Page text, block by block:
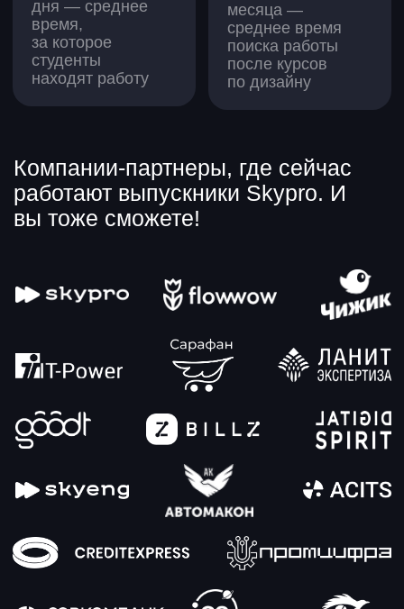
Сразу после оплаты вы получаете
доступ к нашей платформе —
и тут же можете начать осваивать
материал. Занятия и домашки
открываются два раза в неделю,
а еще регулярно проходят прямые
новую сферу и нашли надежную
работу.
Графический дизайнер, иллюстратор
с опытом работы 6+ лет в рекламе
Последняя позиция — ведущий дизайнер
в CRM и коммуникациях. Педагог
по образованию. Верит, что дизайн — это
на 70% дисциплина и на 30% креативность
и что каждый может раскрыть свой
творческий потенциал по максимуму.
Веб-дизайнер, маркетолог. Преподает